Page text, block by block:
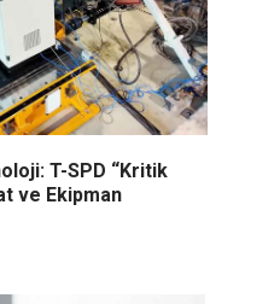
T-SPD “Kritik
ve Ekipman